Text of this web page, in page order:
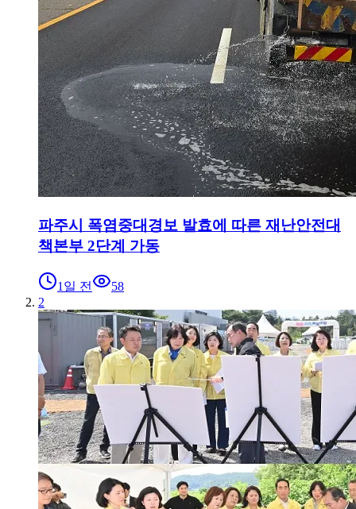
파주시 폭염중대경보 발효에 따른 재난안전대
책본부 2단계 가동
1일 전
58
2